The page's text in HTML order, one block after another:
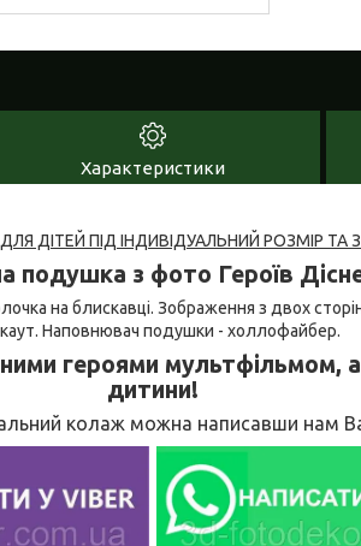
Характеристики
ДІТЕЙ ПІД ІНДИВІДУАЛЬНИЙ РОЗМІР ТА
подушка з фото Героїв
на блискавці. Зображення з двох
Наповнювач подушки - холлофайбер.
героями мультфільмом,
дитини!
колаж можна написавши нам